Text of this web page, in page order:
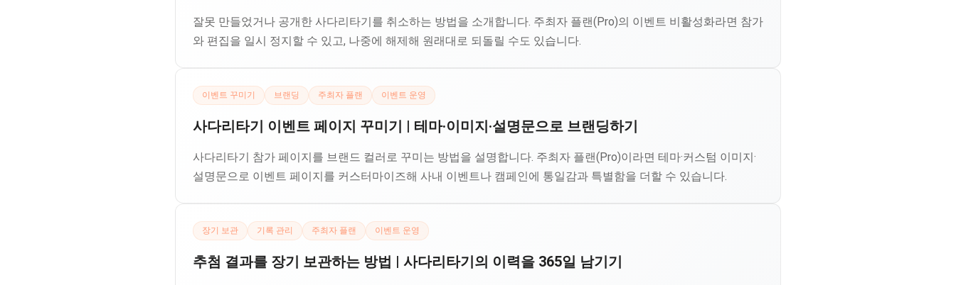
잘못 만들었거나 공개한 사다리타기를 취소하는 방법을 소개합니다. 주최자 플랜(Pro)의 이벤트 비활성화라면 참가
와 편집을 일시 정지할 수 있고, 나중에 해제해 원래대로 되돌릴 수도 있습니다.
이벤트 꾸미기 브랜딩 주최자 플랜 이벤트 운영
사다리타기 이벤트 페이지 꾸미기 | 테마·이미지·설명문으로 브랜딩하기
사다리타기 참가 페이지를 브랜드 컬러로 꾸미는 방법을 설명합니다. 주최자 플랜(Pro)이라면 테마·커스텀 이미지·
설명문으로 이벤트 페이지를 커스터마이즈해 사내 이벤트나 캠페인에 통일감과 특별함을 더할 수 있습니다.
장기 보관 기록 관리 주최자 플랜 이벤트 운영
추첨 결과를 장기 보관하는 방법 | 사다리타기의 이력을 365일 남기기